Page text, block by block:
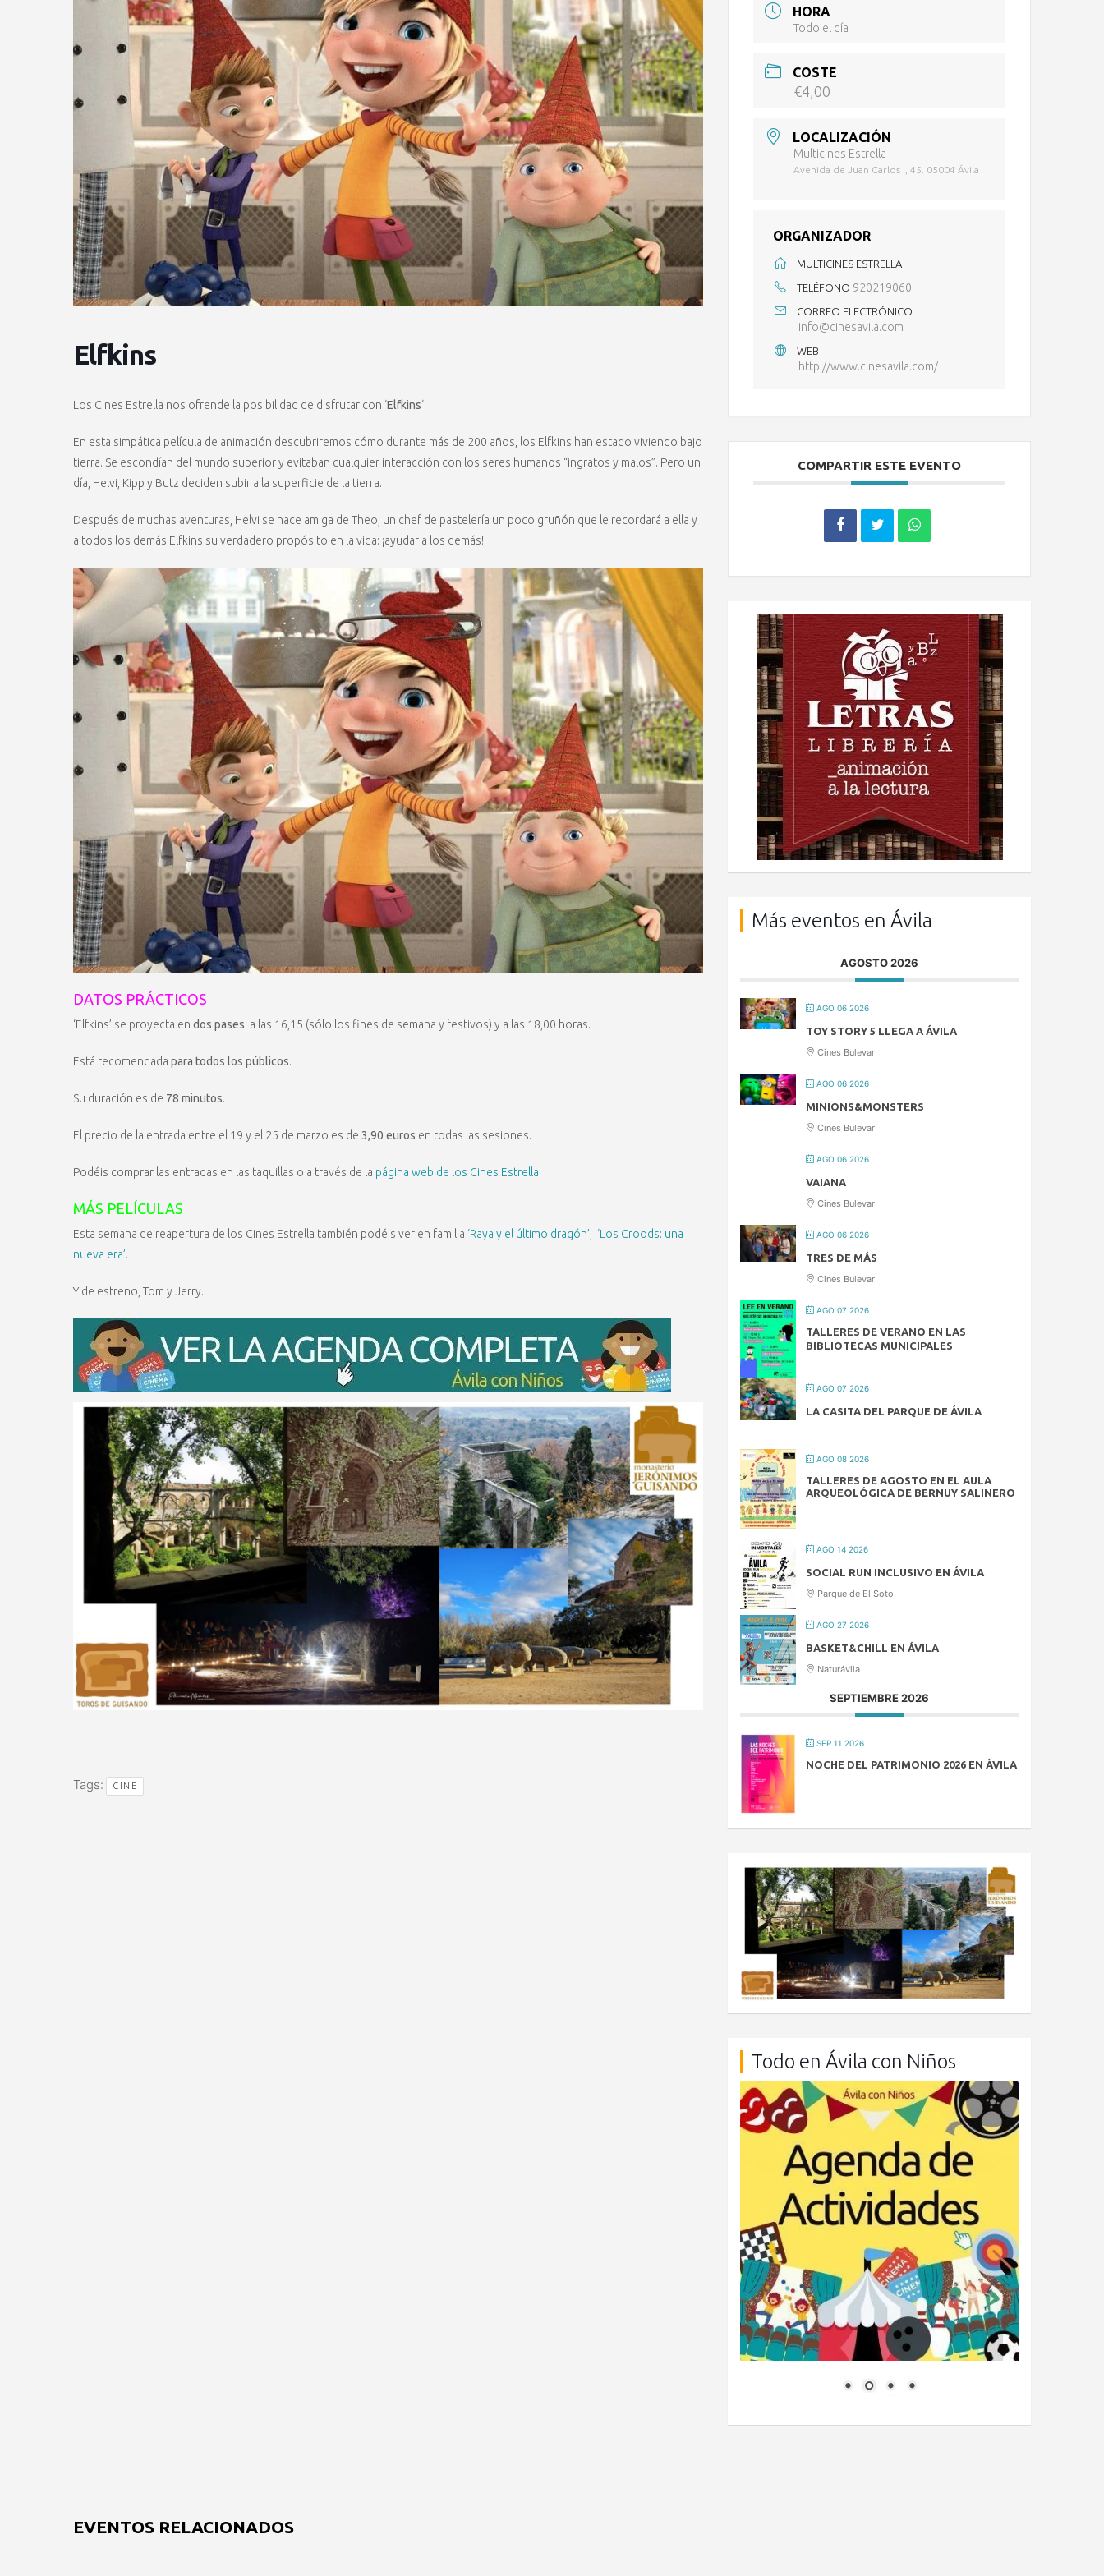
Elfkins
Los Cines Estrella nos ofrende la posibilidad de disfrutar con ‘Elfkins‘.
En esta simpática película de animación descubriremos cómo durante más de 200 años, los Elfkins han estado viviendo bajo
tierra. Se escondían del mundo superior y evitaban cualquier interacción con los seres humanos “ingratos y malos”. Pero un
día, Helvi, Kipp y Butz deciden subir a la superficie de la tierra.
Después de muchas aventuras, Helvi se hace amiga de Theo, un chef de pastelería un poco gruñón que le recordará a ella y
a todos los demás Elfkins su verdadero propósito en la vida: ¡ayudar a los demás!
DATOS PRÁCTICOS
‘Elfkins’ se proyecta en dos pases: a las 16,15 (sólo los fines de semana y festivos) y a las 18,00 horas.
Está recomendada para todos los públicos.
Su duración es de 78 minutos.
El precio de la entrada entre el 19 y el 25 de marzo es de 3,90 euros en todas las sesiones.
Podéis comprar las entradas en las taquillas o a través de la página web de los Cines Estrella.
MÁS PELÍCULAS
Esta semana de reapertura de los Cines Estrella también podéis ver en familia ‘Raya y el último dragón’,
‘Los Croods: una
nueva era’.
Y de estreno, Tom y Jerry.
Tags: CINE
HORA
Todo el día
COSTE
€4,00
LOCALIZACIÓN
Multicines Estrella
Avenida de Juan Carlos I, 45. 05004 Ávila
ORGANIZADOR
MULTICINES ESTRELLA
TELÉFONO 920219060
CORREO ELECTRÓNICO
info@cinesavila.com
WEB
http://www.cinesavila.com/
COMPARTIR ESTE EVENTO
Más eventos en Ávila
AGOSTO 2026
AGO 06 2026
TOY STORY 5 LLEGA A ÁVILA
Cines Bulevar
AGO 06 2026
MINIONS&MONSTERS
Cines Bulevar
AGO 06 2026
VAIANA
Cines Bulevar
AGO 06 2026
TRES DE MÁS
Cines Bulevar
AGO 07 2026
TALLERES DE VERANO EN LAS
BIBLIOTECAS MUNICIPALES
AGO 07 2026
LA CASITA DEL PARQUE DE ÁVILA
AGO 08 2026
TALLERES DE AGOSTO EN EL AULA
ARQUEOLÓGICA DE BERNUY SALINERO
AGO 14 2026
SOCIAL RUN INCLUSIVO EN ÁVILA
Parque de El Soto
AGO 27 2026
BASKET&CHILL EN ÁVILA
Naturávila
SEPTIEMBRE 2026
SEP 11 2026
NOCHE DEL PATRIMONIO 2026 EN ÁVILA
Todo en Ávila con Niños
EVENTOS RELACIONADOS